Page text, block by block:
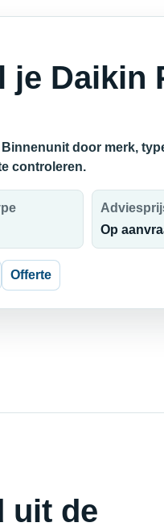
je Daikin
door merk,
controleren.
Op
Offerte
uit de